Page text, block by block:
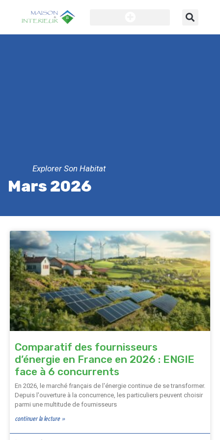
Explorer Son Habitat
Mars 2026
Comparatif des fournisseurs
d’énergie en France en 2026 : ENGIE
face à 6 concurrents
En 2026, le marché français de l'énergie continue de se transformer.
Depuis l'ouverture à la concurrence, les particuliers peuvent choisir
parmi une multitude de fournisseurs
continuer la lecture »